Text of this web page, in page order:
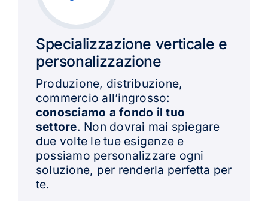
Specializzazione verticale e
personalizzazione
Produzione, distribuzione,
commercio all’ingrosso:
conosciamo a fondo il tuo
settore. Non dovrai mai spiegare
due volte le tue esigenze e
possiamo personalizzare ogni
soluzione, per renderla perfetta per
te.